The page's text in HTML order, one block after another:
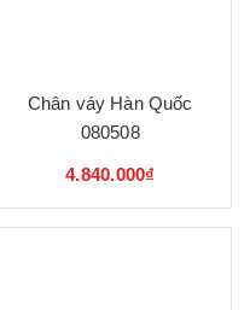
Chân váy Hàn Quốc
080508
4.840.000₫